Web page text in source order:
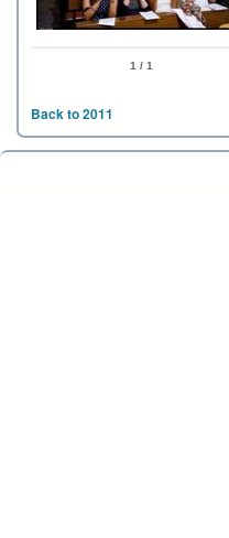
1 / 1
Back to 2011